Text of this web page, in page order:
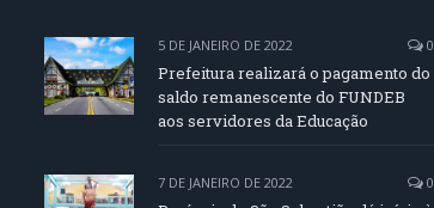
5 DE JANEIRO DE 2022 0
Prefeitura realizará o pagamento do
saldo remanescente do FUNDEB
aos servidores da Educação
7 DE JANEIRO DE 2022 0